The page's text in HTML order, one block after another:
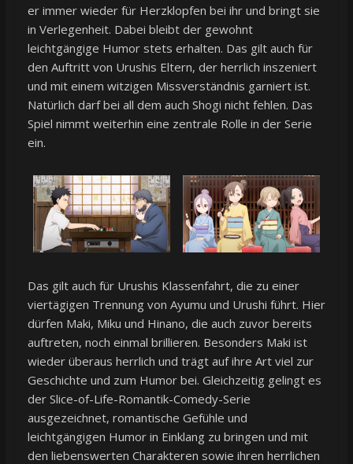
er immer wieder für Herzklopfen bei ihr und bringt sie
in Verlegenheit. Dabei bleibt der gewohnt
leichtgängige Humor stets erhalten. Das gilt auch für
den Auftritt von Urushis Eltern, der herrlich inszeniert
und mit einem witzigen Missverständnis garniert ist.
Natürlich darf bei all dem auch Shogi nicht fehlen. Das
Spiel nimmt weiterhin eine zentrale Rolle in der Serie
ein.
Das gilt auch für Urushis Klassenfahrt, die zu einer
viertägigen Trennung von Ayumu und Urushi führt. Hier
dürfen Maki, Miku und Hinano, die auch zuvor bereits
auftreten, noch einmal brillieren. Besonders Maki ist
wieder überaus herrlich und trägt auf ihre Art viel zur
Geschichte und zum Humor bei. Gleichzeitig gelingt es
der Slice-of-Life-Romantik-Comedy-Serie
ausgezeichnet, romantische Gefühle und
leichtgängigen Humor in Einklang zu bringen und mit
den liebenswerten Charakteren sowie ihren herrlichen